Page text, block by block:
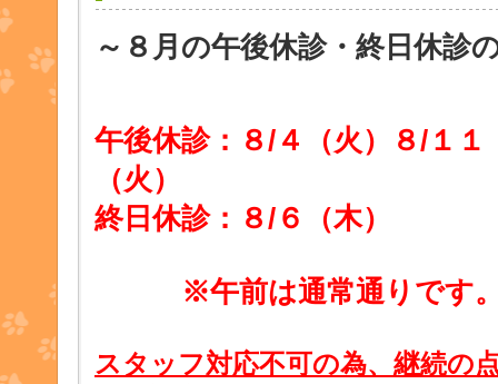
～８月の午後休診・終日休診
午後休診：８/４ （火）８/１１
（火）
終日休診：８/６（木）
※午前は通常通りです
スタッフ対応不可の為、継続の